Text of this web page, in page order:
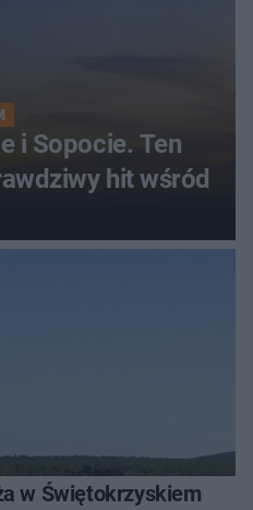
i Sopocie. Ten
hit wśród
w Świętokrzyskiem